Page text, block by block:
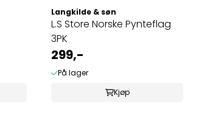
Langkilde & søn
L.S Store Norske Pynteflag
3PK
299,-
På lager
Kjøp